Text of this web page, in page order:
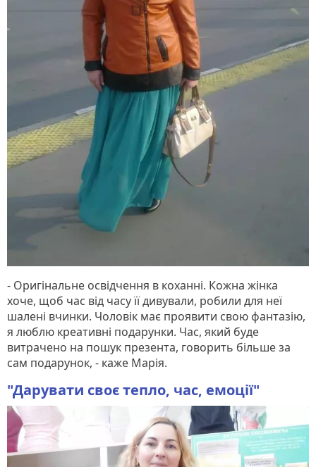
- Оригінальне освідчення в коханні. Кожна жінка
хоче, щоб час від часу її дивували, робили для неї
шалені вчинки. Чоловік має проявити свою фантазію,
я люблю креативні подарунки. Час, який буде
витрачено на пошук презента, говорить більше за
сам подарунок, - каже Марія.
"Дарувати своє тепло, час, емоції"